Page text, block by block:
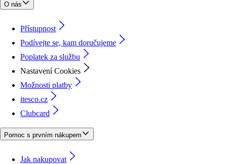
O nás
Přístupnost
Podívejte se, kam doručujeme
Poplatek za službu
Nastavení Cookies
Možnosti platby
itesco.cz
Clubcard
Pomoc s prvním nákupem
Jak nakupovat